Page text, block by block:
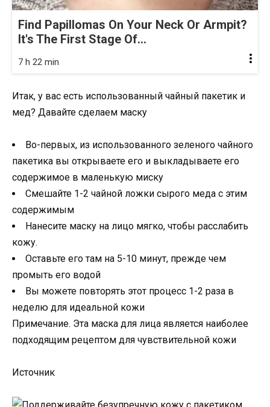
Find Papillomas On Your Neck Or Armpit?
It's The First Stage Of...
7 h 22 min
Итак, у вас есть использованный чайный пакетик и
мед? Давайте сделаем маску
Во-первых, из использованного зеленого чайного
пакетика вы открываете его и выкладываете его
содержимое в маленькую миску
Смешайте 1-2 чайной ложки сырого меда с этим
содержимым
Нанесите маску на лицо мягко, чтобы расслабить
кожу.
Оставьте его там на 5-10 минут, прежде чем
промыть его водой
Вы можете повторять этот процесс 1-2 раза в
неделю для идеальной кожи
Примечание. Эта маска для лица является наиболее
подходящим рецептом для чувствительной кожи
Источник